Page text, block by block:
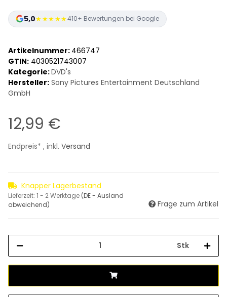
5,0★★★★★410+ Bewertungen bei Google
Artikelnummer: 466747
GTIN: 4030521743007
Kategorie:DVD's
Hersteller: Sony Pictures Entertainment Deutschland
GmbH
12,99 €
Endpreis* , inkl. Versand
Knapper Lagerbestand
Lieferzeit: 1 - 2 Werktage (DE - Ausland
abweichend)
Frage zum Artikel
Stk